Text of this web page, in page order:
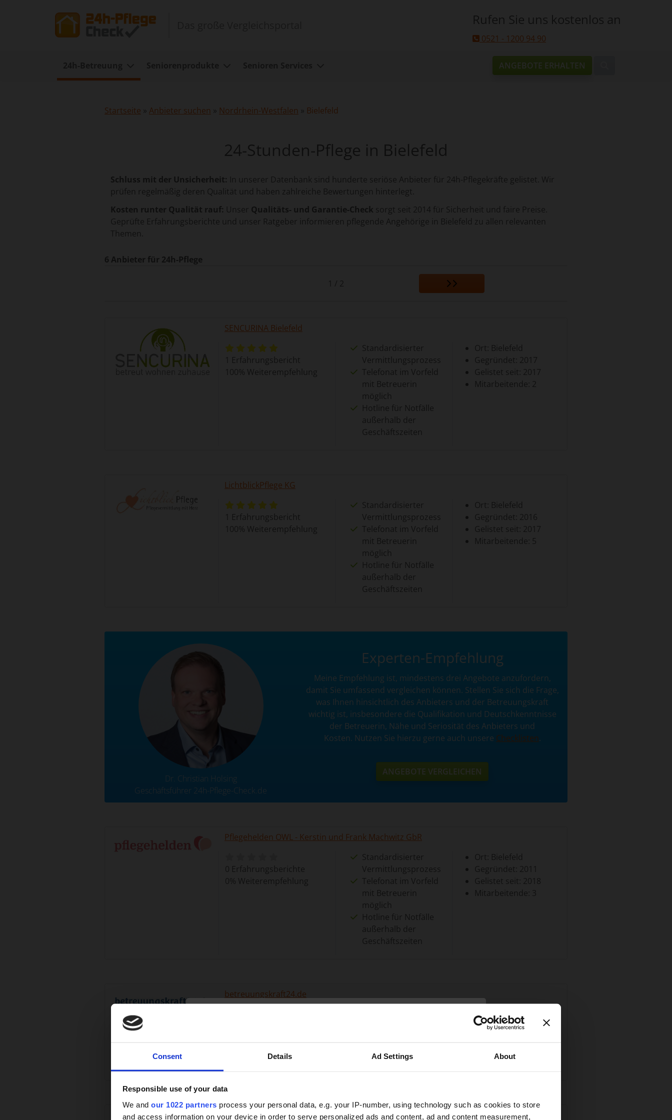
Consent Details Ad Settings About
Responsible use of your data
We and our 1022 partners process your personal data, e.g. your IP-number, using technology such as cookies to store
and access information on your device in order to serve personalized ads and content, ad and content measurement,
Rufen Sie uns kostenlos an
0521 - 1200 94 90
ANGEBOTE ERHALTEN
Startseite » Anbieter suchen » Nordrhein-Westfalen » Bielefeld
24-Stunden-Pflege in Bielefeld
Schluss mit der Unsicherheit: In unserer Datenbank sind hunderte seriöse Anbieter für 24h-Pflegekräfte gelistet. Wir
prüfen regelmäßig deren Qualität und haben zahlreiche Bewertungen hinterlegt.
Kosten runter Qualität rauf: Unser Qualitäts- und Garantie-Check sorgt seit 2014 für Sicherheit und faire Preise.
Geprüfte Erfahrungsberichte und unser Ratgeber informieren pflegende Angehörige in Bielefeld zu allen relevanten
Themen.
6 Anbieter für 24h-Pflege
1 / 2
SENCURINA Bielefeld
1 Erfahrungsbericht
100% Weiterempfehlung
Standardisierter
Vermittlungsprozess
Telefonat im Vorfeld
mit Betreuerin
möglich
Hotline für Notfälle
außerhalb der
Geschäftszeiten
Ort: Bielefeld
Gegründet: 2017
Gelistet seit: 2017
Mitarbeitende: 2
LichtblickPflege KG
1 Erfahrungsbericht
100% Weiterempfehlung
Standardisierter
Vermittlungsprozess
Telefonat im Vorfeld
mit Betreuerin
möglich
Hotline für Notfälle
außerhalb der
Geschäftszeiten
Ort: Bielefeld
Gegründet: 2016
Gelistet seit: 2017
Mitarbeitende: 5
Experten-Empfehlung
Meine Empfehlung ist, mindestens drei Angebote anzufordern,
damit Sie umfassend vergleichen können. Stellen Sie sich die Frage,
was Ihnen hinsichtlich des Anbieters und der Betreuungskraft
wichtig ist, insbesondere die Qualifikation und Deutschkenntnisse
der Betreuerin, Nähe und Seriosität des Anbieters und
Kosten. Nutzen Sie hierzu gerne auch unsere Checklisten.
ANGEBOTE VERGLEICHEN
Dr. Christian Holsing
Geschäftsführer 24h-Pflege-Check.de
Pflegehelden OWL - Kerstin und Frank Machwitz GbR
0 Erfahrungsberichte
0% Weiterempfehlung
Standardisierter
Vermittlungsprozess
Telefonat im Vorfeld
mit Betreuerin
möglich
Hotline für Notfälle
außerhalb der
Geschäftszeiten
Ort: Bielefeld
Gegründet: 2011
Gelistet seit: 2018
Mitarbeitende: 3
betreuungskraft24.de
möglich
Ort: Bielefeld
Gelistet seit: 2023
Pflegehelden Bielefeld
×
24h-Betreuungskraft